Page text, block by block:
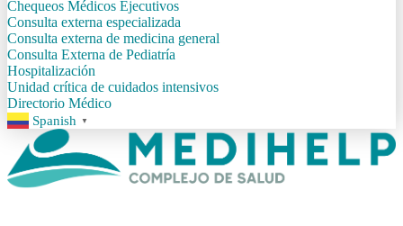
Chequeos Médicos Ejecutivos
Consulta externa especializada
Consulta externa de medicina general
Consulta Externa de Pediatría
Hospitalización
Unidad crítica de cuidados intensivos
Directorio Médico
Spanish ▼